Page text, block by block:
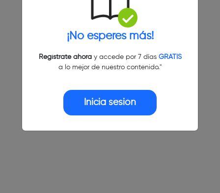
¡No esperes más!
Regístrate ahoray accede por 7 días GRATIS
a lo mejor de nuestro contenido."
Inicia sesión